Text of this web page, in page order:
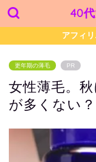
40
アフィ
更年期の薄毛 PR
女性薄毛。
が多くない？